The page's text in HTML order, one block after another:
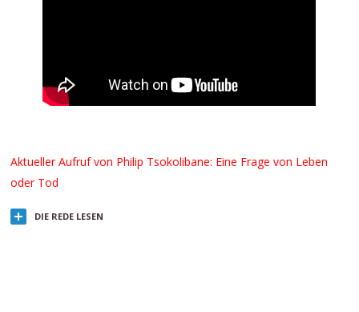
Aktueller Aufruf von Philip Tsokolibane: Eine Frage von Leben
oder Tod
DIE REDE LESEN